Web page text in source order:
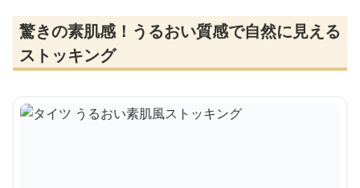
驚きの素肌感！うるおい質感で自然に見える
ストッキング